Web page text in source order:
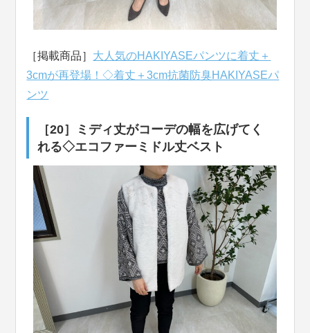
［掲載商品］ 大人気のHAKIYASEパンツに着丈＋
3cmが再登場！◇着丈＋3cm抗菌防臭HAKIYASEパ
ンツ
［20］ミディ丈がコーデの幅を広げてく
れる◇エコファーミドル丈ベスト